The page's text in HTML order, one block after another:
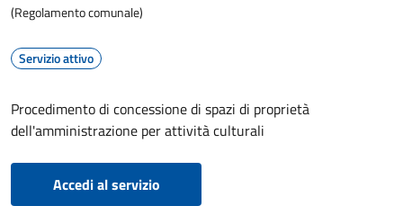
(Regolamento comunale)
Servizio attivo
Procedimento di concessione di spazi di proprietà
dell'amministrazione per attività culturali
Accedi al servizio